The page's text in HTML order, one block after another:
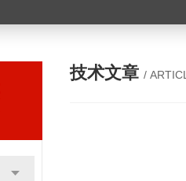
技术文章 /